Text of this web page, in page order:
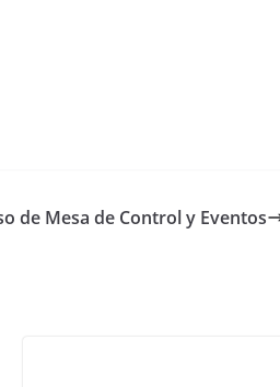
de Mesa de Control y Eventos